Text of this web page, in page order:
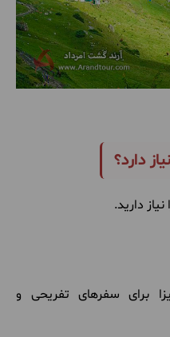
دارد؟
دارید.
برای سفرهای تفریحی و